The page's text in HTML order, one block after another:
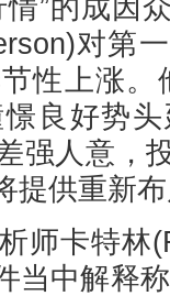
”的成因
对第
性上涨。
良好势
强人意，
提供重新
卡特林
当中解释